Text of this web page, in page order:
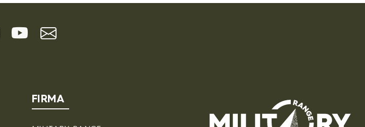
FIRMA